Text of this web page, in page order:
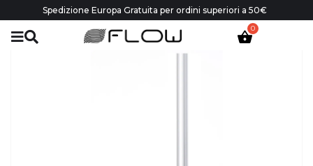
Spedizione Europa Gratuita per ordini superiori a 50€